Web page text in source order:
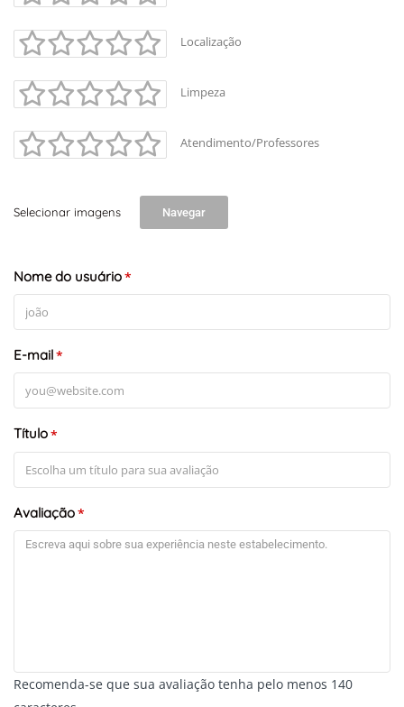
Localização
Limpeza
Atendimento/Professores
Selecionar imagens Navegar
Nome do usuário*
E-mail*
Título*
Avaliação*
Recomenda-se que sua avaliação tenha pelo menos 140